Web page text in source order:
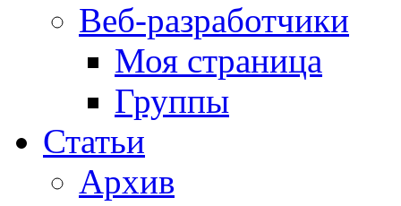
Веб-разработчики
Моя страница
Группы
Статьи
Архив